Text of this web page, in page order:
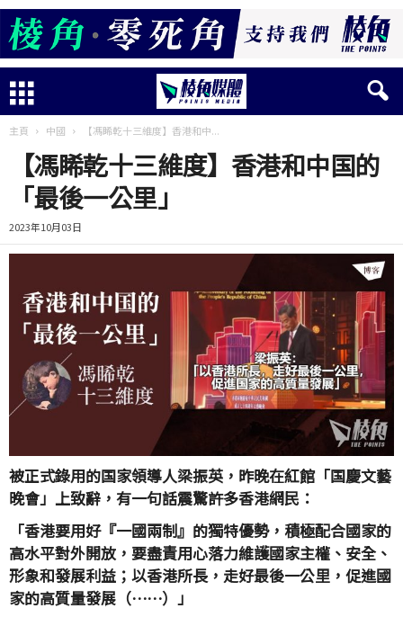
主頁 中國 【馮睎乾十三維度】香港和中...
【馮睎乾十三維度】香港和中国的
「最後一公里」
2023年10月03日
被正式錄用的国家領導人梁振英，昨晚在紅館「国慶文藝
晚會」上致辭，有一句話震驚許多香港網民：
「香港要用好『一國兩制』的獨特優勢，積極配合國家的
高水平對外開放，要盡責用心落力維護國家主權、安全、
形象和發展利益；以香港所長，走好最後一公里，促進國
家的高質量發展（⋯⋯）」